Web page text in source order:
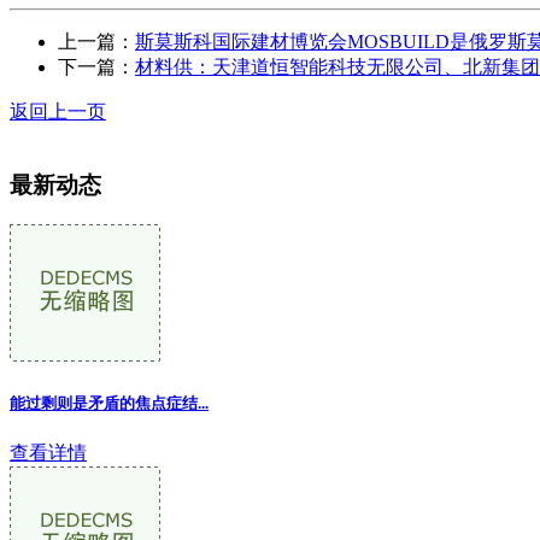
上一篇： 斯莫斯科国际建材博览会MOSBUILD是俄罗斯
下一篇： 材料供：天津道恒智能科技无限公司、北新集团
返回上一页
最新动态
能过剩则是矛盾的焦点症结...
查看详情